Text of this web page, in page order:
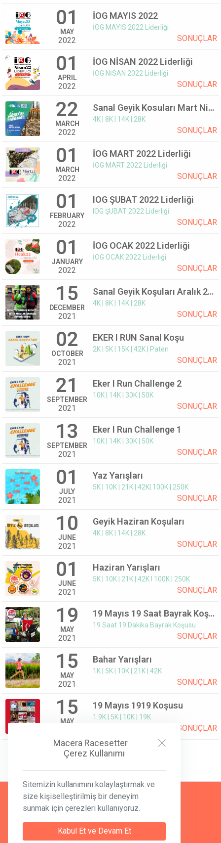
01
MAY
2022
İOG MAYIS 2022
İOG MAYIS 2022 Liderliği
SONUÇLAR
01
APRIL
2022
İOG NİSAN 2022 Liderliği
İOG NİSAN 2022 Liderliği
SONUÇLAR
22
MARCH
2022
Sanal Geyik Kosuları Mart Nisan 2022
4K | 8K | 14K | 28K
SONUÇLAR
01
MARCH
2022
İOG MART 2022 Liderliği
İOG MART 2022 Liderliği
SONUÇLAR
01
FEBRUARY
2022
IOG ŞUBAT 2022 Liderliği
IOG ŞUBAT 2022 Liderliği
SONUÇLAR
01
JANUARY
2022
İOG OCAK 2022 Liderliği
İOG OCAK 2022 Liderliği
SONUÇLAR
15
DECEMBER
2021
Sanal Geyik Koşuları Aralık 2021
4K | 8K | 14K | 28K
SONUÇLAR
02
OCTOBER
2021
EKER I RUN Sanal Koşu
2K | 5K | 15K | 42K | Paten
SONUÇLAR
21
SEPTEMBER
2021
Eker I Run Challenge 2
10K | 14K | 30K | 50K
SONUÇLAR
13
SEPTEMBER
2021
Eker I Run Challenge 1
10K | 14K | 30K | 50K
SONUÇLAR
01
JULY
2021
Yaz Yarışları
5K | 10K | 21K | 42K| 100K | 250K
SONUÇLAR
10
JUNE
2021
Geyik Haziran Koşuları
4K | 8K | 14K | 28K
SONUÇLAR
01
JUNE
2021
Haziran Yarışları
5K | 10K | 21K | 42K I 100K | 250K
SONUÇLAR
19
MAY
2021
19 Mayıs 19 Saat Bayrak Koşusu
19 Saat 19 Dakika Bayrak Koşusu
SONUÇLAR
15
MAY
2021
Bahar Yarışları
1K | 5K | 10K | 21K | 42K
SONUÇLAR
15
MAY
19 Mayıs 1919 Koşusu
1.9K | 5K | 10K | 19K
SONUÇLAR
Yeşilce Mah. Dayanıklı Sok. No:1A
Kağıthane, 34418, İSTANBUL
pacer@myvirtualpace.com
Macera Racesetter
Çerez Kullanımı
Sitemizin kullanımını kolaylaştırmak ve
size kişiselleştirilmiş bir deneyim
sunmak için çerezleri kullanıyoruz.
Kabul Et ve Devam Et